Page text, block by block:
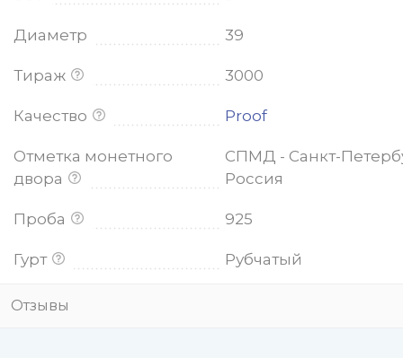
Диаметр 39
Тираж 3000
Качество Proof
Отметка монетного
двора
СПМД - Санкт-
Россия
Проба 925
Гурт Рубчатый
Отзывы